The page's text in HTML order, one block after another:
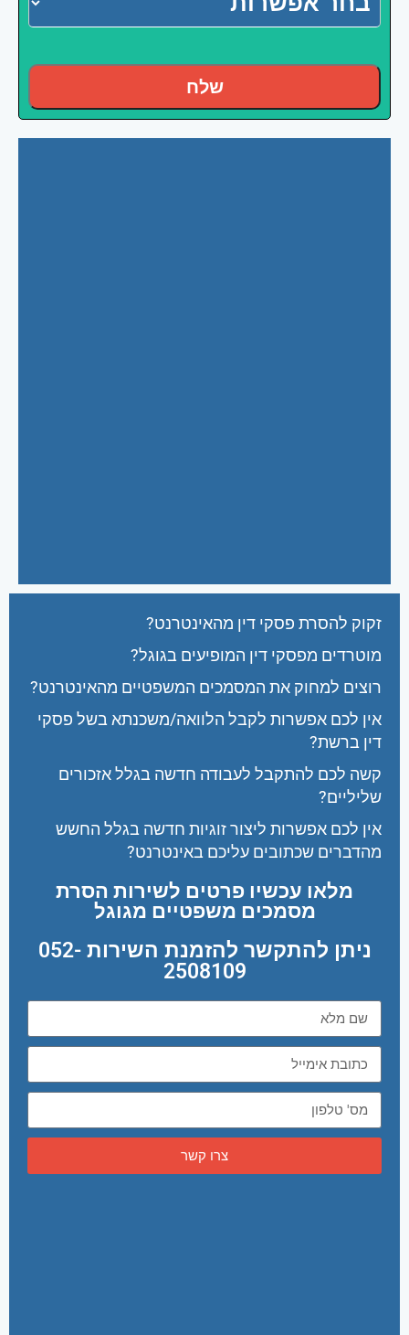
זקוק להסרת פסקי דין מהאינטרנט?
מוטרדים מפסקי דין המופיעים בגוגל?
רוצים למחוק את המסמכים המשפטיים מהאינטרנט?
אין לכם אפשרות לקבל הלוואה/משכנתא בשל פסקי
דין ברשת?
קשה לכם להתקבל לעבודה חדשה בגלל אזכורים
שליליים?
אין לכם אפשרות ליצור זוגיות חדשה בגלל החשש
מהדברים שכתובים עליכם באינטרנט?
מלאו עכשיו פרטים לשירות הסרת
מסמכים משפטיים מגוגל
ניתן להתקשר להזמנת השירות 052-
2508109
צרו קשר